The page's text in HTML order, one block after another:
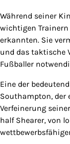
Während seiner
wichtigen
erkannten. Sie
und das taktische
Fußballer
Eine der
Southampton, der
Verfeinerung
half Shearer, von